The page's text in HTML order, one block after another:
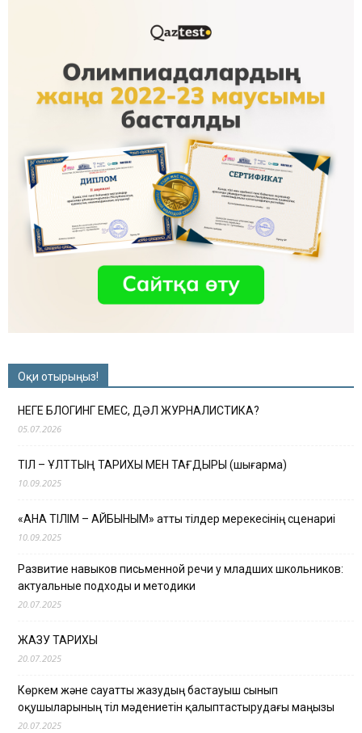
Оқи отырыңыз!
НЕГЕ БЛОГИНГ ЕМЕС, ДӘЛ ЖУРНАЛИСТИКА?
05.07.2026
ТІЛ – ҰЛТТЫҢ ТАРИХЫ МЕН ТАҒДЫРЫ (шығарма)
10.09.2025
«АНА ТІЛІМ – АЙБЫНЫМ» атты тілдер мерекесінің сценариі
10.09.2025
Развитие навыков письменной речи у младших школьников:
актуальные подходы и методики
20.07.2025
ЖАЗУ ТАРИХЫ
20.07.2025
Көркем және сауатты жазудың бастауыш сынып
оқушыларының тіл мәдениетін қалыптастырудағы маңызы
20.07.2025